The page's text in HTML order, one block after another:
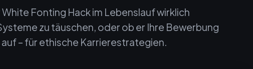
Fonting Hack im Lebenslauf wirklich
zu täuschen, oder ob er Ihre Bewerbung
– für ethische Karrierestrategien.